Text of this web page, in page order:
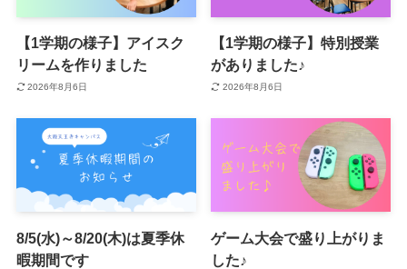
【1学期の様子】アイスク
リームを作りました
2026年8月6日
【1学期の様子】特別授業
がありました♪
2026年8月6日
8/5(水)～8/20(木)は夏季休
暇期間です
ゲーム大会で盛り上がりま
した♪